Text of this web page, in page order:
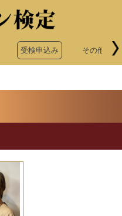
受検申込み その他申込